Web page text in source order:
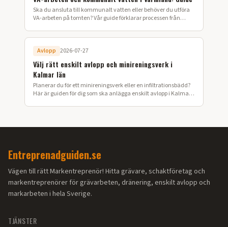
Ska du ansluta till kommunalt vatten eller behöver du utföra
VA-arbeten på tomten? Vår guide förklarar processen från
Avlopp 2026-07-27
Välj rätt enskilt avlopp och minireningsverk i
Kalmar län
Planerar du för ett minireningsverk eller en infiltrationsbädd?
Här är guiden för dig som ska anlägga enskilt avlopp i Kalmar
Entreprenadguiden.se
Vägen till rätt Markentreprenör! Hitta grävare, schaktföretag och
markentreprenörer för grävarbeten, dränering, enskilt avlopp och
markarbeten i hela Sverige.
TJÄNSTER